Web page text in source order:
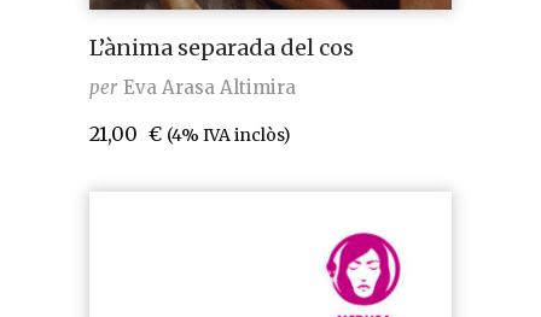
L’ànima separada del cos
per Eva Arasa Altimira
21,00 € (4% IVA inclòs)